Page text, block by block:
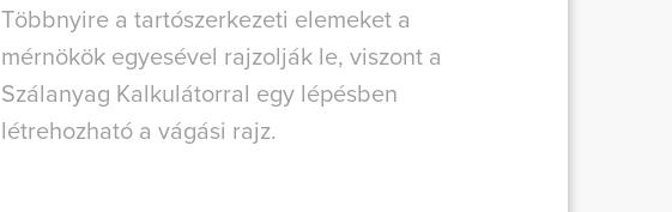
Többnyire a tartószerkezeti elemeket a
mérnökök egyesével rajzolják le, viszont a
Szálanyag Kalkulátorral egy lépésben
létrehozható a vágási rajz.